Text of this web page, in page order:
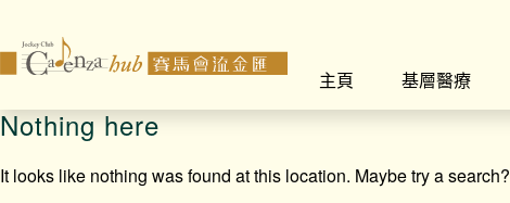
主頁
基層醫療
Nothing here
It looks like nothing was found at this location. Maybe try a search?